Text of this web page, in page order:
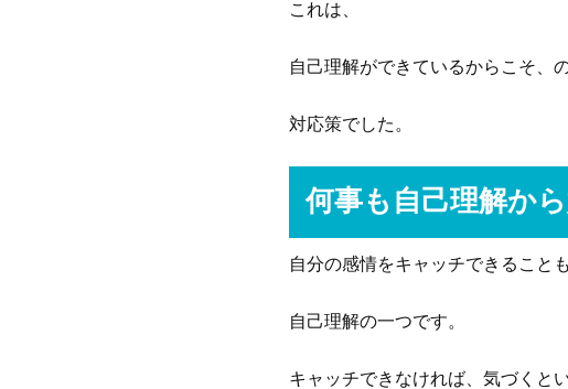
これは、
自己理解ができているからこそ、
対応策でした。
何事も自己理解か
自分の感情をキャッチできることも
自己理解の一つです。
キャッチできなければ、気づくと